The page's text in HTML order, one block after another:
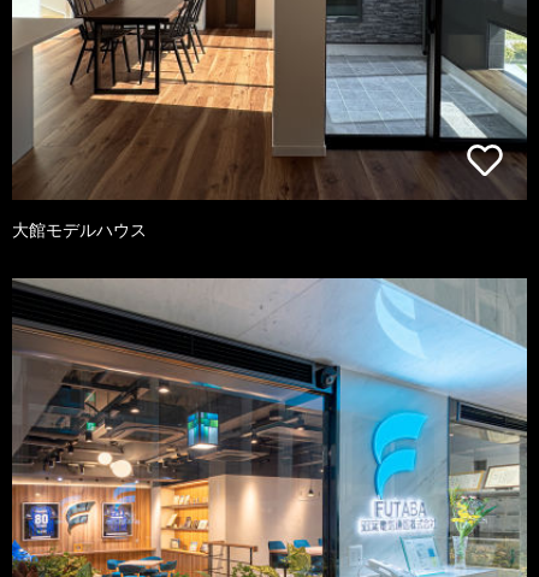
大館モデルハウス